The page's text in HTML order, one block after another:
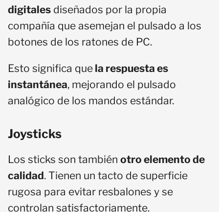
digitales diseñados por la propia
compañía que asemejan el pulsado a los
botones de los ratones de PC.
Esto significa que la respuesta es
instantánea, mejorando el pulsado
analógico de los mandos estándar.
Joysticks
Los sticks son también otro elemento de
calidad. Tienen un tacto de superficie
rugosa para evitar resbalones y se
controlan satisfactoriamente.